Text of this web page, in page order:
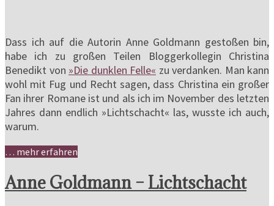
Dass ich auf die Autorin Anne Goldmann gestoßen bin,
habe ich zu großen Teilen Bloggerkollegin Christina
Benedikt von »Die dunklen Felle« zu verdanken. Man kann
wohl mit Fug und Recht sagen, dass Christina ein großer
Fan ihrer Romane ist und als ich im November des letzten
Jahres dann endlich »Lichtschacht« las, wusste ich auch,
warum.
… mehr erfahren
Anne Goldmann – Lichtschacht